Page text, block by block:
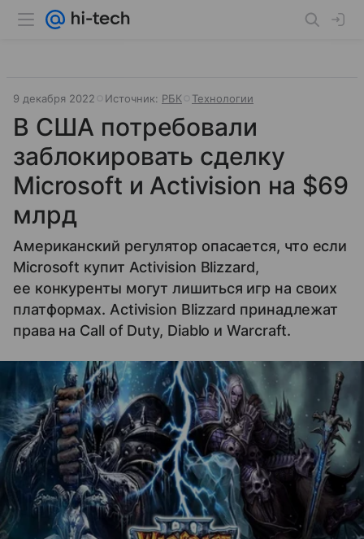
9 декабря 2022 Источник: РБК Технологии
В США потребовали
заблокировать сделку
Microsoft и Activision на $69
млрд
Американский регулятор опасается, что если
Microsoft купит Activision Blizzard,
ее конкуренты могут лишиться игр на своих
платформах. Activision Blizzard принадлежат
права на Call of Duty, Diablo и Warcraft.